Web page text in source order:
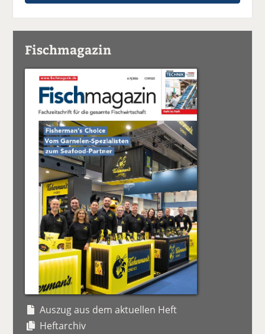
Fischmagazin
Auszug aus dem aktuellen Heft
Heftarchiv